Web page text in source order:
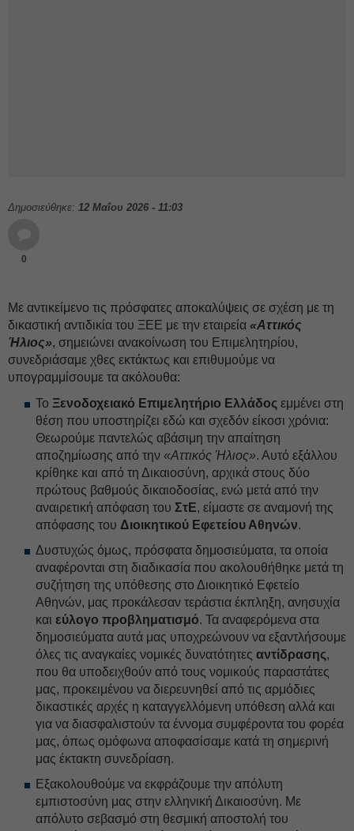
Δημοσιεύθηκε: 12 Μαΐου 2026 - 11:03
0
Με αντικείμενο τις πρόσφατες αποκαλύψεις σε σχέση με τη
δικαστική αντιδικία του ΞΕΕ με την εταιρεία «Αττικός
Ήλιος», σημειώνει ανακοίνωση του Επιμελητηρίου,
συνεδριάσαμε χθες εκτάκτως και επιθυμούμε να
υπογραμμίσουμε τα ακόλουθα:
Το Ξενοδοχειακό Επιμελητήριο Ελλάδος εμμένει στη
θέση που υποστηρίζει εδώ και σχεδόν είκοσι χρόνια:
Θεωρούμε παντελώς αβάσιμη την απαίτηση
αποζημίωσης από την «Αττικός Ήλιος». Αυτό εξάλλου
κρίθηκε και από τη Δικαιοσύνη, αρχικά στους δύο
πρώτους βαθμούς δικαιοδοσίας, ενώ μετά από την
αναιρετική απόφαση του ΣτΕ, είμαστε σε αναμονή της
απόφασης του Διοικητικού Εφετείου Αθηνών.
Δυστυχώς όμως, πρόσφατα δημοσιεύματα, τα οποία
αναφέρονται στη διαδικασία που ακολουθήθηκε μετά τη
συζήτηση της υπόθεσης στο Διοικητικό Εφετείο
Αθηνών, μας προκάλεσαν τεράστια έκπληξη, ανησυχία
και εύλογο προβληματισμό. Τα αναφερόμενα στα
δημοσιεύματα αυτά μας υποχρεώνουν να εξαντλήσουμε
όλες τις αναγκαίες νομικές δυνατότητες αντίδρασης,
που θα υποδειχθούν από τους νομικούς παραστάτες
μας, προκειμένου να διερευνηθεί από τις αρμόδιες
δικαστικές αρχές η καταγγελλόμενη υπόθεση αλλά και
για να διασφαλιστούν τα έννομα συμφέροντα του φορέα
μας, όπως ομόφωνα αποφασίσαμε κατά τη σημερινή
μας έκτακτη συνεδρίαση.
Εξακολουθούμε να εκφράζουμε την απόλυτη
εμπιστοσύνη μας στην ελληνική Δικαιοσύνη. Με
απόλυτο σεβασμό στη θεσμική αποστολή του